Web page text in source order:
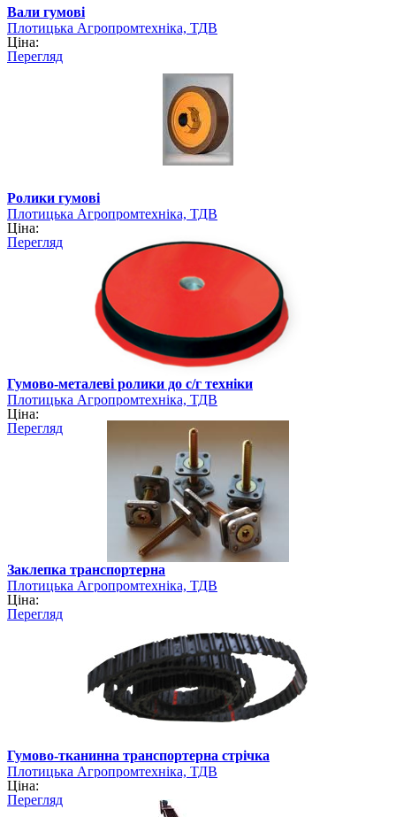
Вали гумові
Плотицька Агропромтехніка, ТДВ
Ціна:
Перегляд
Ролики гумові
Плотицька Агропромтехніка, ТДВ
Ціна:
Перегляд
Гумово-металеві ролики до с/г техніки
Плотицька Агропромтехніка, ТДВ
Ціна:
Перегляд
Заклепка транспортерна
Плотицька Агропромтехніка, ТДВ
Ціна:
Перегляд
Гумово-тканинна транспортерна стрічка
Плотицька Агропромтехніка, ТДВ
Ціна:
Перегляд